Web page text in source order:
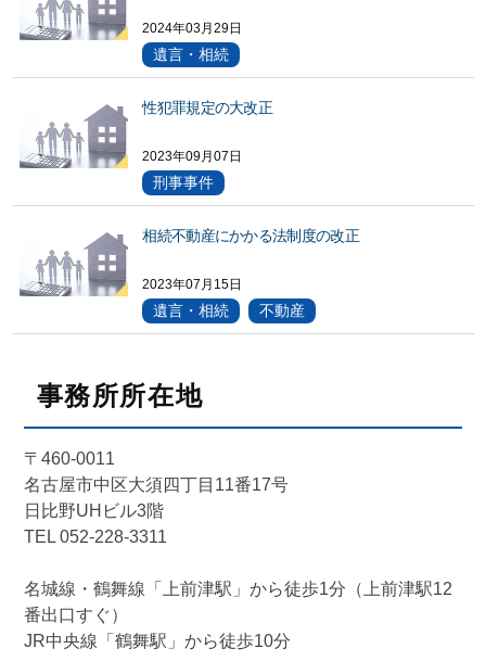
2024年03月29日
遺言・相続
性犯罪規定の大改正
2023年09月07日
刑事事件
相続不動産にかかる法制度の改正
2023年07月15日
遺言・相続 不動産
事務所所在地
〒460-0011
名古屋市中区大須四丁目11番17号
日比野UHビル3階
TEL 052-228-3311
名城線・鶴舞線「上前津駅」から徒歩1分（上前津駅12
番出口すぐ）
JR中央線「鶴舞駅」から徒歩10分